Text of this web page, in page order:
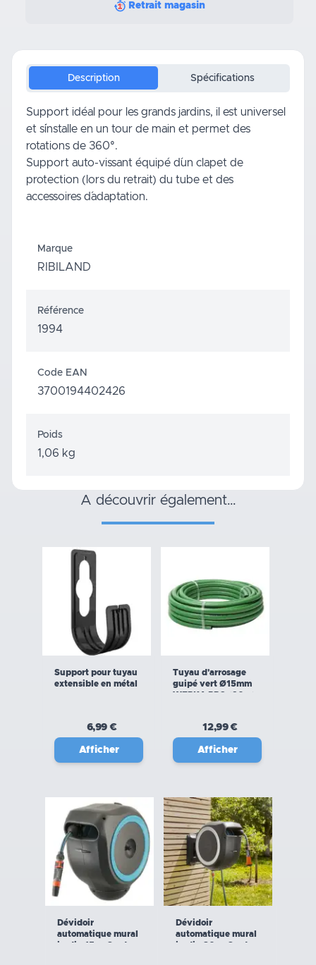
Retrait magasin
Description Spécifications
Support idéal pour les grands jardins, il est universel
et s´installe en un tour de main et permet des
rotations de 360°.
Support auto-vissant équipé d´un clapet de
protection (lors du retrait) du tube et des
accessoires d´adaptation.
Marque
RIBILAND
Référence
1994
Code EAN
3700194402426
Poids
1,06 kg
a découvrir également…
Support pour tuyau
extensible en métal
6,99 €
Afficher
Tuyau d'arrosage
guipé vert Ø15mm
WERKA PRO (20m)
12,99 €
Afficher
Dévidoir
automatique mural
jardin 15 m Gardena
Dévidoir
automatique mural
jardin 30 m Gardena